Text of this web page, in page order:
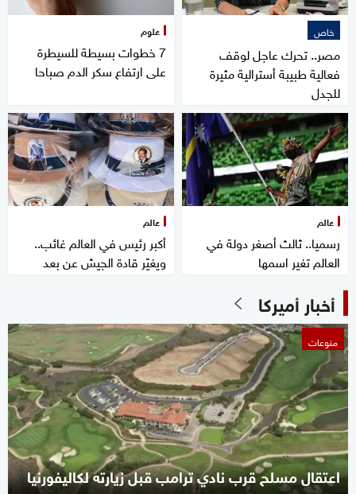
خاص
مصر.. تحرك عاجل لوقف
فعالية طبيبة أسترالية مثيرة
للجدل
علوم
7 خطوات بسيطة للسيطرة
على ارتفاع سكر الدم صباحا
عالم
رسميا.. ثالث أصغر دولة في
العالم تغير اسمها
عالم
أكبر رئيس في العالم غائب..
ويغيّر قادة الجيش عن بعد
أخبار أميركا
منوعات
اعتقال مسلح قرب نادي ترامب قبل زيارته لكاليفورنيا